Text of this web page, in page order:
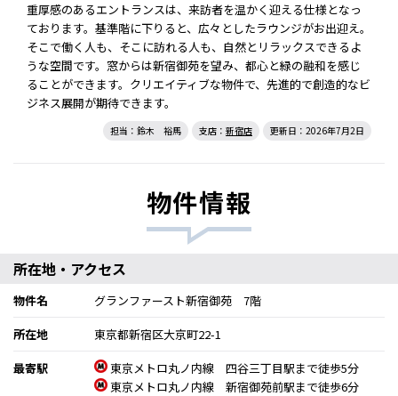
重厚感のあるエントランスは、来訪者を温かく迎える仕様となっ
ております。基準階に下りると、広々としたラウンジがお出迎え。
そこで働く人も、そこに訪れる人も、自然とリラックスできるよ
うな空間です。窓からは新宿御苑を望み、都心と緑の融和を感じ
ることができます。クリエイティブな物件で、先進的で創造的なビ
ジネス展開が期待できます。
担当：鈴木 裕馬 支店： 新宿店 更新日：2026年7月2日
物件情報
所在地・アクセス
物件名
グランファースト新宿御苑 7階
所在地
東京都新宿区大京町22-1
最寄駅
東京メトロ丸ノ内線 四谷三丁目駅まで徒歩5分
東京メトロ丸ノ内線 新宿御苑前駅まで徒歩6分